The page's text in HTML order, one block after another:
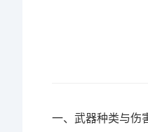
一、武器种类与伤